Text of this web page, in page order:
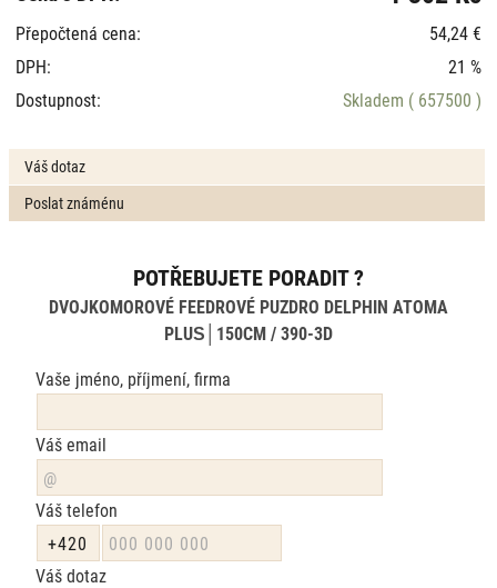
Přepočtená cena:
54,24 €
DPH:
21 %
Dostupnost:
Skladem ( 657500 )
Váš dotaz
Poslat známénu
POTŘEBUJETE PORADIT ?
DVOJKOMOROVÉ FEEDROVÉ PUZDRO DELPHIN ATOMA
PLUS│150CM / 390-3D
Vaše jméno, příjmení, firma
Váš email
Váš telefon
Váš dotaz